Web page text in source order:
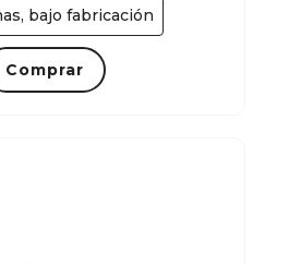
bajo fabricación
Comprar